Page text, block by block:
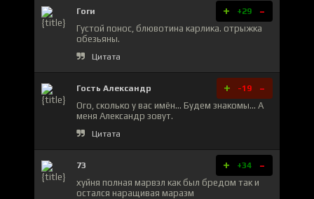
Гоги + +29 -
Густой понос, блювотина карлика. отрыжка
обезьяны.
Цитата
Гость Александр + -19 -
Ого, сколько у вас имён... Будем знакомы... А
меня Александр зовут.
Цитата
73 + +34 -
хуйня полная марвэл как был бредом так и
остался наращивая маразм